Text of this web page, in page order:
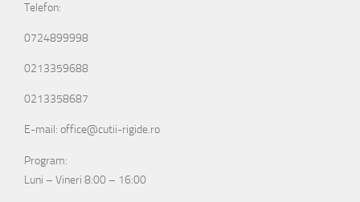
Telefon:
0724899998
0213359688
0213358687
E-mail: office@cutii-rigide.ro
Program:
Luni – Vineri 8:00 – 16:00